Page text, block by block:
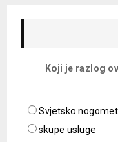
Koji je razlog
Svjetsko
skupe usluge